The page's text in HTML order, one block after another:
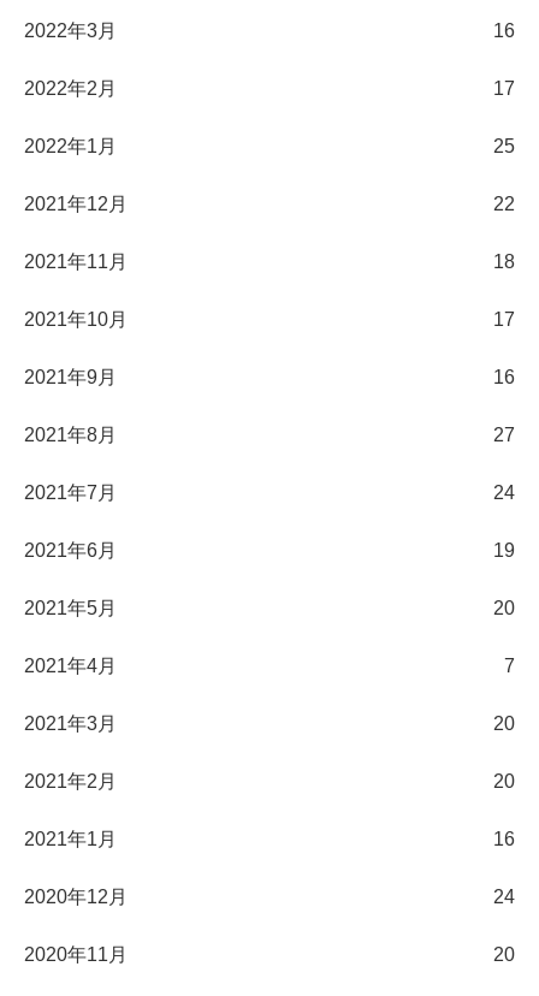
2022年3月 16
2022年2月 17
2022年1月 25
2021年12月 22
2021年11月 18
2021年10月 17
2021年9月 16
2021年8月 27
2021年7月 24
2021年6月 19
2021年5月 20
2021年4月 7
2021年3月 20
2021年2月 20
2021年1月 16
2020年12月 24
2020年11月 20